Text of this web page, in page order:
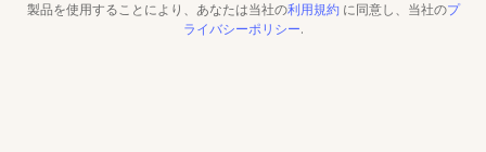
製品を使用することにより、あなたは当社の利用規約 に同意し、当社のプ
ライバシーポリシー.